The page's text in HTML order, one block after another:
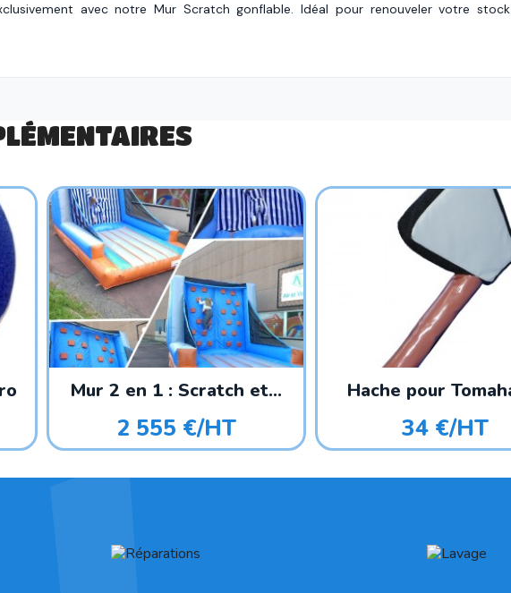
avec notre Mur Scratch gonflable. Idéal pour renouveler votre
Mur 2 en 1 : Scratch et...
2 555 €/HT
Hache pour
34 €/HT